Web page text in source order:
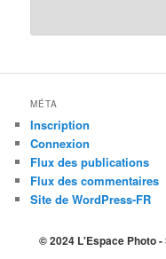
MÉTA
Inscription
Connexion
Flux des publications
Flux des commentaires
Site de WordPress-FR
© 2024 L'Espace Photo